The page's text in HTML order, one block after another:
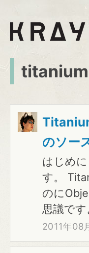
titanium
のソー
はじめ
す。
のに
思議で
2011年08